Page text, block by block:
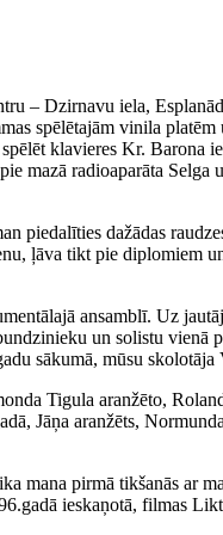
– Dzirnavu iela,
spēlētajām vinila
klavieres Kr. Barona
mazā radioaparāta
piedalīties dažādas
ļāva tikt pie diplomiem
ansamblī. Uz
un solistu vienā
sākumā, mūsu
Tigula aranžēto,
Jāņa aranžēts,
mana pirmā tikšanās ar
ieskaņotā, filmas